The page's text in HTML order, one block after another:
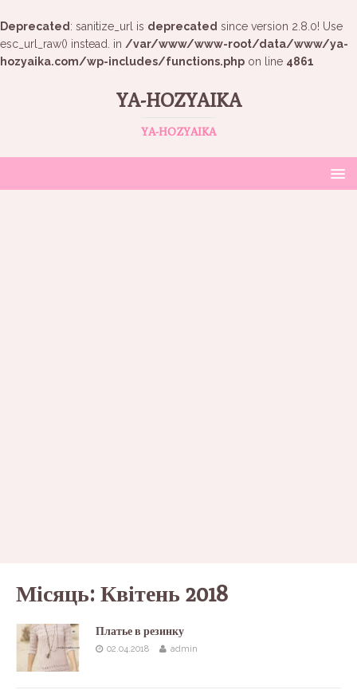
Deprecated : sanitize_url is deprecated since version 2.8.0! Use
esc_url_raw() instead. in /var/www/www-root/data/www/ya-
hozyaika.com/wp-includes/functions.php on line 4861
YA-HOZYAIKA
YA-HOZYAIKA
Місяць: Квітень 2018
Платье в резинку
02.04.2018 admin